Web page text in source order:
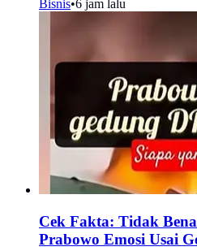
Bisnis•6 jam lalu
Cek Fakta: Tidak
Prabowo Emosi Usai